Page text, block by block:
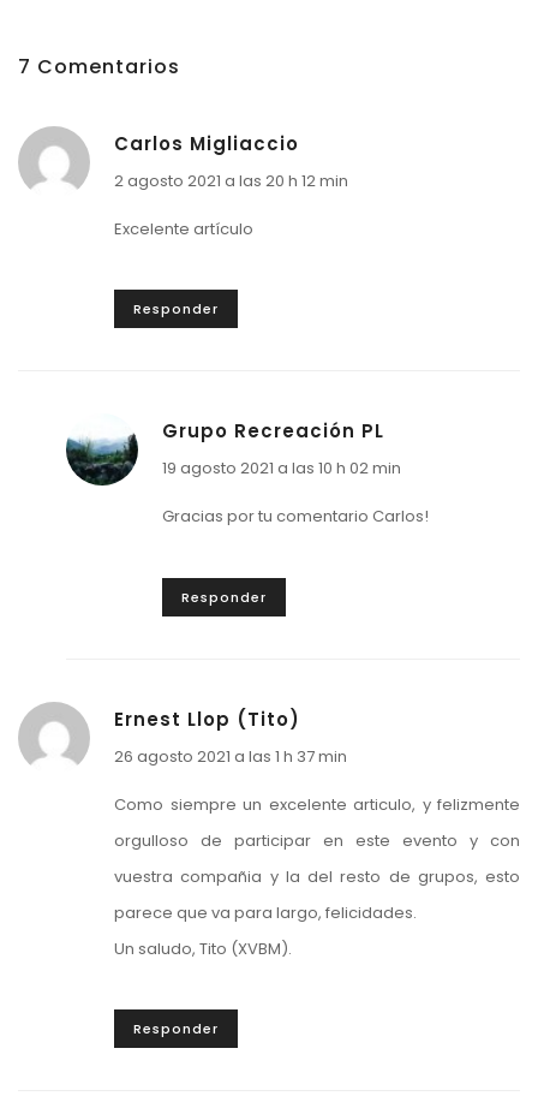
7 Comentarios
Carlos Migliaccio
2 agosto 2021 a las 20 h 12 min
Excelente artículo
Responder
Grupo Recreación PL
19 agosto 2021 a las 10 h 02 min
Gracias por tu comentario Carlos!
Responder
Ernest Llop (Tito)
26 agosto 2021 a las 1 h 37 min
Como siempre un excelente articulo, y felizmente
orgulloso de participar en este evento y con
vuestra compañia y la del resto de grupos, esto
parece que va para largo, felicidades.
Un saludo, Tito (XVBM).
Responder